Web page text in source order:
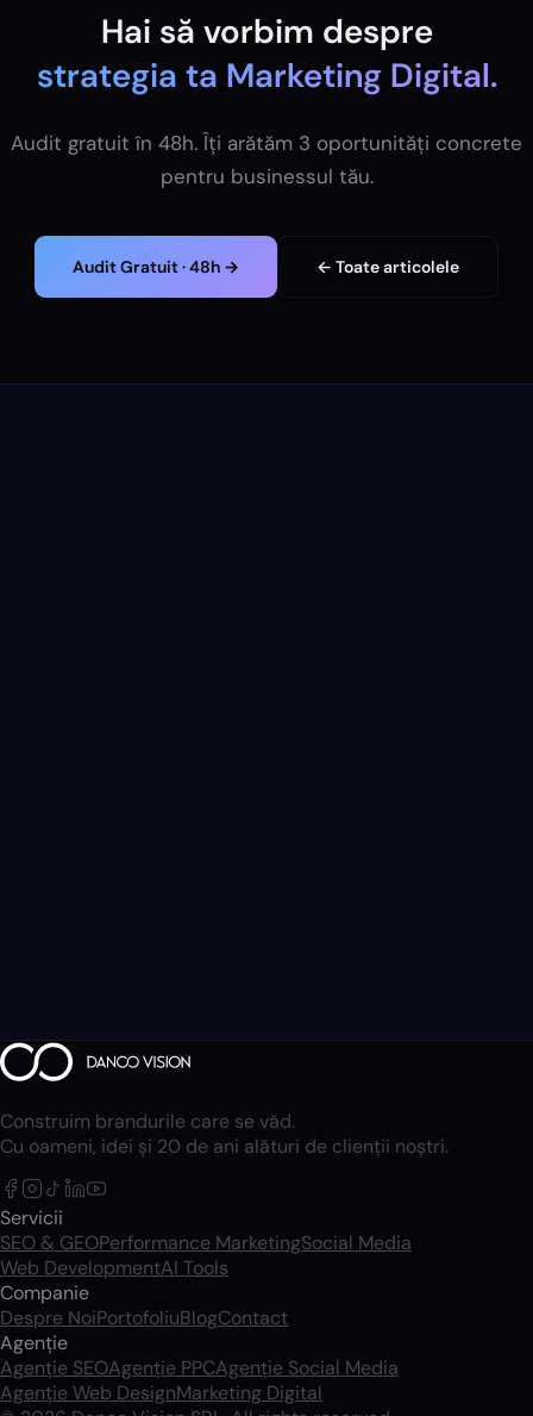
Hai să vorbim despre
strategia ta Marketing Digital.
Audit gratuit în 48h. Îți arătăm 3 oportunități concrete
pentru businessul tău.
Audit Gratuit · 48h → ← Toate articolele
Construim brandurile care se văd.
Cu oameni, idei și 20 de ani alături de clienții noștri.
Servicii
SEO & GEOPerformance MarketingSocial Media
Web DevelopmentAI Tools
Companie
Despre NoiPortofoliuBlogContact
Agenție
Agenție SEOAgenție PPCAgenție Social Media
Agenție Web DesignMarketing Digital